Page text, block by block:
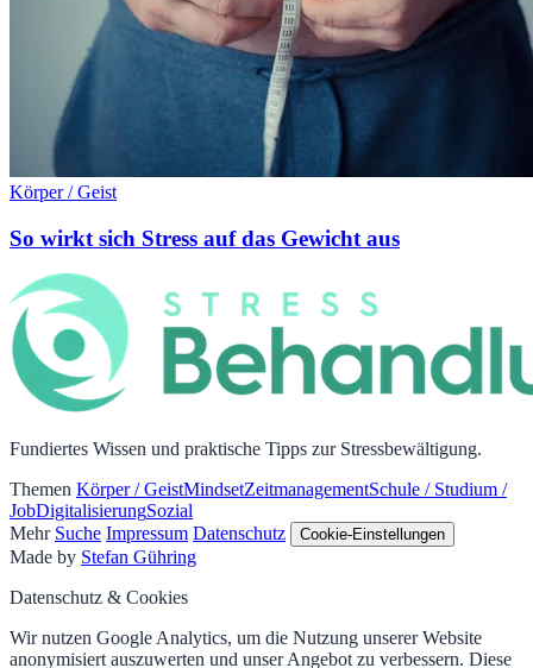
Körper / Geist
So wirkt sich Stress auf das Gewicht aus
Fundiertes Wissen und praktische Tipps zur Stressbewältigung.
Themen Körper / GeistMindsetZeitmanagementSchule / Studium /
JobDigitalisierungSozial
Mehr Suche Impressum Datenschutz Cookie-Einstellungen
Made by Stefan Gühring
Datenschutz & Cookies
Wir nutzen Google Analytics, um die Nutzung unserer Website
anonymisiert auszuwerten und unser Angebot zu verbessern. Diese